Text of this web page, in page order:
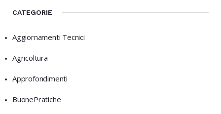
CATEGORIE
Aggiornamenti Tecnici
Agricoltura
Approfondimenti
BuonePratiche